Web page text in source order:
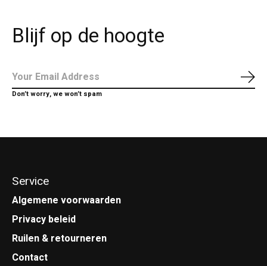
Blijf op de hoogte
Don’t worry, we won’t spam
Service
Algemene voorwaarden
Privacy beleid
Ruilen & retourneren
Contact